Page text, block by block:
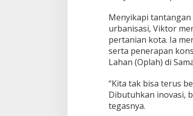
Menyikapi
urbanisasi, Viktor
pertanian kota. Ia
serta penerapan
Lahan (Oplah) di
“Kita tak bisa terus
Dibutuhkan inovasi,
tegasnya.